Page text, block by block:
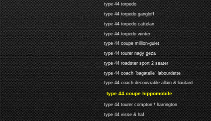
type 44 torpedo
type 44 torpedo gangloff
type 44 torpedo cattelan
type 44 torpedo winter
type 44 coupe million-guiet
type 44 tourer nagy geza
type 44 roadster sport 2 seater
type 44 coach "bagatelle" labourdette
type 44 coach decouvrable allain & liautard
type 44 coupe hippomobile
type 44 tourer compton / harrington
type 44 visse & haf